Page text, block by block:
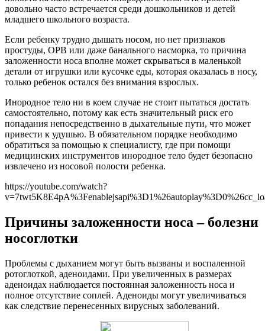
довольно часто встречается среди дошкольников и детей
младшего школьного возраста.
Если ребенку трудно дышать носом, но нет признаков
простуды, ОРВ или даже банального насморка, то причина
заложенности носа вполне может скрываться в маленькой
детали от игрушки или кусочке еды, которая оказалась в носу,
только ребенок остался без внимания взрослых.
Инородное тело ни в коем случае не стоит пытаться достать
самостоятельно, потому как есть значительный риск его
попадания непосредственно в дыхательные пути, что может
привести к удушью. В обязательном порядке необходимо
обратиться за помощью к специалисту, где при помощи
медицинских инструментов инородное тело будет безопасно
извлечено из носовой полости ребенка.
https://youtube.com/watch?
Причины заложенности носа – болезни
носоглотки
Проблемы с дыханием могут быть вызваны и воспаленной
ротоглоткой, аденоидами. При увеличенных в размерах
аденоидах наблюдается постоянная заложенность носа и
полное отсутствие соплей. Аденоиды могут увеличиваться
как следствие перенесенных вирусных заболеваний.